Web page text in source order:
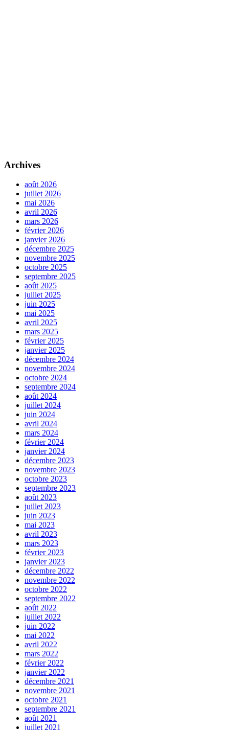
Archives
août 2026
juillet 2026
mai 2026
avril 2026
mars 2026
février 2026
janvier 2026
décembre 2025
novembre 2025
octobre 2025
septembre 2025
août 2025
juillet 2025
juin 2025
mai 2025
avril 2025
mars 2025
février 2025
janvier 2025
décembre 2024
novembre 2024
octobre 2024
septembre 2024
août 2024
juillet 2024
juin 2024
avril 2024
mars 2024
février 2024
janvier 2024
décembre 2023
novembre 2023
octobre 2023
septembre 2023
août 2023
juillet 2023
juin 2023
mai 2023
avril 2023
mars 2023
février 2023
janvier 2023
décembre 2022
novembre 2022
octobre 2022
septembre 2022
août 2022
juillet 2022
juin 2022
mai 2022
avril 2022
mars 2022
février 2022
janvier 2022
décembre 2021
novembre 2021
octobre 2021
septembre 2021
août 2021
juillet 2021